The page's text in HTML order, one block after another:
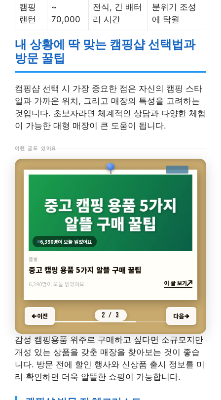
캠핑
랜턴
~
70,000
전식, 긴 배터
리 시간
분위기 조성
에 탁월
내 상황에 딱 맞는 캠핑샵 선택법과
방문 꿀팁
캠핑샵 선택 시 가장 중요한 점은 자신의 캠핑 스타
일과 가까운 위치, 그리고 매장의 특성을 고려하는
것입니다. 초보자라면 체계적인 상담과 다양한 체험
이 가능한 대형 매장이 큰 도움이 됩니다.
이런 글도 있어요
6,390명이 오늘 읽었어요
캠핑
중고 캠핑 용품 5가지 알뜰 구매 꿀팁
6,390명이 오늘 읽었어요 이 글 보기
이전 2 / 3 다음
감성 캠핑용품 위주로 구매하고 싶다면 소규모지만
개성 있는 상품을 갖춘 매장을 찾아보는 것이 좋습
니다. 방문 전에 할인 행사와 신상품 출시 정보를 미
리 확인하면 더욱 알뜰한 쇼핑이 가능합니다.